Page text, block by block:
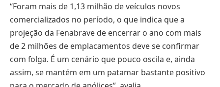
“Foram mais de 1,13 milhão de veículos novos
comercializados no período, o que indica que a
projeção da Fenabrave de encerrar o ano com mais
de 2 milhões de emplacamentos deve se confirmar
com folga. É um cenário que pouco oscila e, ainda
assim, se mantém em um patamar bastante positivo